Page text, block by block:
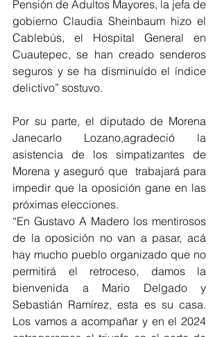
Pensión de Adultos Mayores, la jefa de
gobierno Claudia Sheinbaum hizo el
Cablebús, el Hospital General en
Cuautepec, se han creado senderos
seguros y se ha disminuído el índice
delictivo” sostuvo.
Por su parte, el diputado de Morena
Janecarlo Lozano,agradeció la
asistencia de los simpatizantes de
Morena y aseguró que  trabajará para
impedir que la oposición gane en las
próximas elecciones.
“En Gustavo A Madero los mentirosos
de la oposición no van a pasar, acá
hay mucho pueblo organizado que no
permitirá el retroceso, damos la
bienvenida a Mario Delgado y
Sebastián Ramírez, esta es su casa.
Los vamos a acompañar y en el 2024